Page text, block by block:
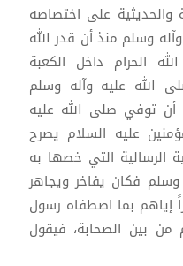
والحديثية على اختصاصه
وسلم منذ أن قدر الله
الحرام داخل الكعبة
الله عليه وآله وسلم
أن توفي صلى الله عليه
عليه السلام يصرح
الرسالية التي خصها به
فكان يفاخر ويجاهر
إياهم بما اصطفاه رسول
من بين الصحابة، فيقول